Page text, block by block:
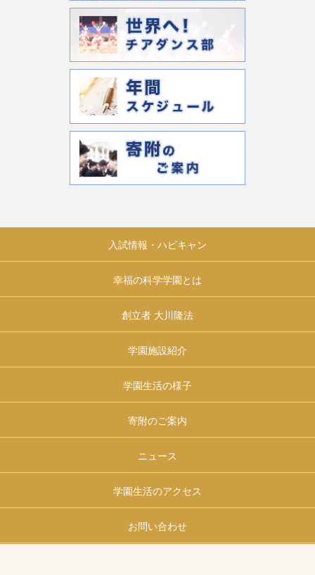
入試情報・ハピキャン
幸福の科学学園とは
創立者 大川隆法
学園施設紹介
学園生活の様子
寄附のご案内
ニュース
学園生活のアクセス
お問い合わせ